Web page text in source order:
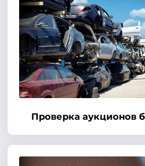
Проверка аукционов